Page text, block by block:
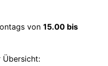
von 15.00 bis
Übersicht: